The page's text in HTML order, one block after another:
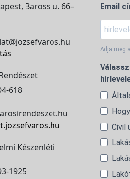
Baross u. 66–
618
Készenléti
1925
Email
Adja meg
Civil